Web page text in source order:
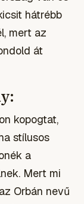
hátrébb
mert az
át
kopogtat,
stílusos
a
Mert mi
Orbán nevű